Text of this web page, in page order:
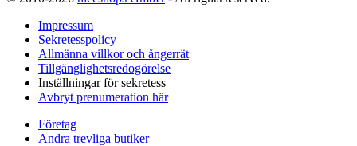
Impressum
Sekretesspolicy
Allmänna villkor och ångerrät
Tillgänglighetsredogörelse
Inställningar för sekretess
Avbryt prenumeration här
Företag
Andra trevliga butiker